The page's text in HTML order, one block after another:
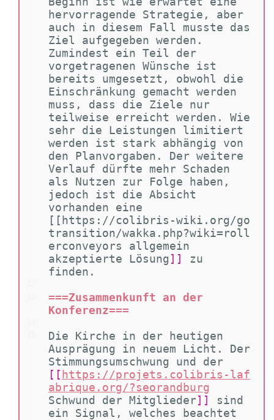
hervorragende Strategie, aber
auch in diesem Fall musste das
Ziel aufgegeben werden.
Zumindest ein Teil der
vorgetragenen Wünsche ist
bereits umgesetzt, obwohl die
Einschränkung gemacht werden
muss, dass die Ziele nur
teilweise erreicht werden. Wie
sehr die Leistungen limitiert
werden ist stark abhängig von
den Planvorgaben. Der weitere
Verlauf dürfte mehr Schaden
als Nutzen zur Folge haben,
jedoch ist die Absicht
vorhanden eine
[[https://colibris-wiki.org/go
transition/wakka.php?wiki=roll
erconveyors allgemein
akzeptierte Lösung]]
zu
finden.
===Zusammenkunft an der
Konferenz===
Die Kirche in der heutigen
Ausprägung in neuem Licht. Der
Stimmungsumschwung und der
[[ https://projets.colibris-laf
abrique.org/?seorandburg
Schwund der Mitglieder]]
sind
ein Signal, welches beachtet